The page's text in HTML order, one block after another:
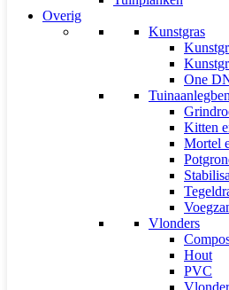
Overig
Kunstgras
One
Kitten
Mortel
Vlonders
Hout
PVC